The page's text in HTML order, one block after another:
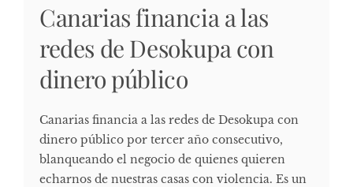
Canarias financia a las
redes de Desokupa con
dinero público
Canarias financia a las redes de Desokupa con
dinero público por tercer año consecutivo,
blanqueando el negocio de quienes quieren
echarnos de nuestras casas con violencia. Es un